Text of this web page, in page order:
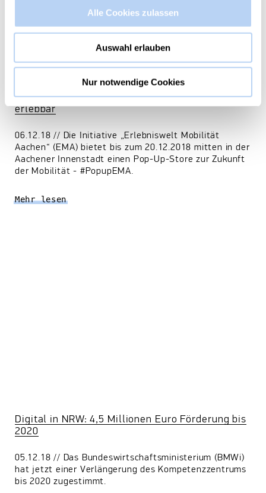
Alle Cookies zulassen
Auswahl erlauben
Nur notwendige Cookies
#PopupEMA macht die Zukunft der Mobilität
erlebbar
06.12.18 // Die Initiative „Erlebniswelt Mobilität
Aachen“ (EMA) bietet bis zum 20.12.2018 mitten in der
Aachener Innenstadt einen Pop-Up-Store zur Zukunft
der Mobilität - #PopupEMA.
Mehr lesen
Digital in NRW: 4,5 Millionen Euro Förderung bis
2020
05.12.18 // Das Bundeswirtschaftsministerium (BMWi)
hat jetzt einer Verlängerung des Kompetenzzentrums
bis 2020 zugestimmt.